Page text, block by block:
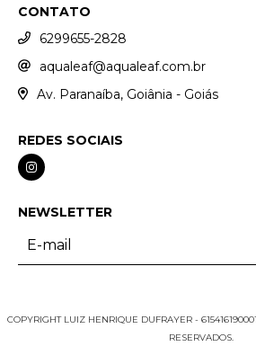
CONTATO
6299655-2828
aqualeaf@aqualeaf.com.br
Av. Paranaíba, Goiânia - Goiás
REDES SOCIAIS
NEWSLETTER
COPYRIGHT LUIZ HENRIQUE DUFRAYER -
RESERVADOS.